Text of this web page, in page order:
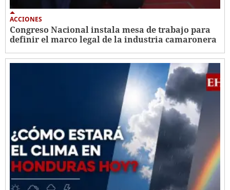
ACCIONES
Congreso Nacional instala mesa de trabajo para
definir el marco legal de la industria camaronera